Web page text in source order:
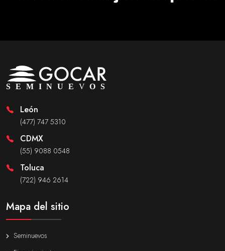
León
(477) 747 5310
CDMX
(55) 9088 0548
Toluca
(722) 946 2614
Mapa del sitio
Seminuevos